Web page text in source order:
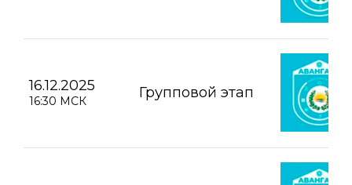
16.12.2025
16:30 МСК Групповой этап